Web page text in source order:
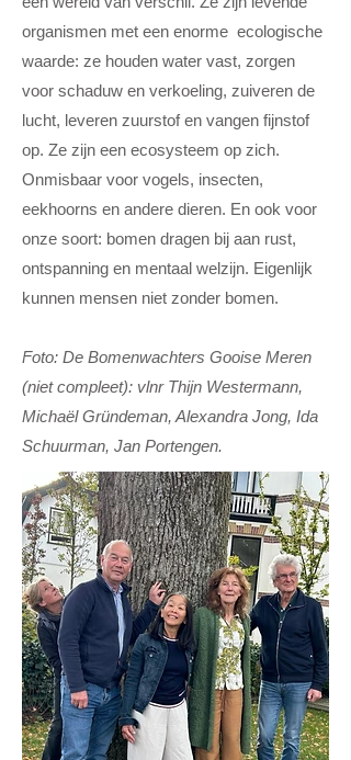
organismen met een enorme ecologische
waarde: ze houden water vast, zorgen
voor schaduw en verkoeling, zuiveren de
lucht, leveren zuurstof en vangen fijnstof
op. Ze zijn een ecosysteem op zich.
Onmisbaar voor vogels, insecten,
eekhoorns en andere dieren. En ook voor
onze soort: bomen dragen bij aan rust,
ontspanning en mentaal welzijn. Eigenlijk
kunnen mensen niet zonder bomen.
Foto: De Bomenwachters Gooise Meren
(niet compleet): vlnr Thijn Westermann,
Michaël Gründeman, Alexandra Jong, Ida
Schuurman, Jan Portengen.